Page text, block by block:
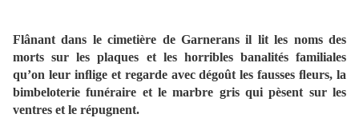
Flânant dans le cimetière de Garnerans il lit les noms des
morts sur les plaques et les horribles banalités familiales
qu’on leur inﬂige et regarde avec dégoût les fausses ﬂeurs, la
bimbeloterie funéraire et le marbre gris qui pèsent sur les
ventres et le répugnent.